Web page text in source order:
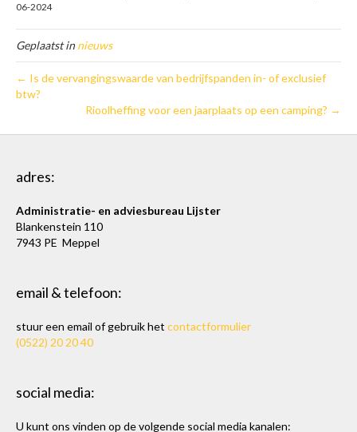
06-2024
Geplaatst innieuws
← Is de vervangingswaarde van bedrijfspanden in- of exclusief
btw?
Rioolheffing voor een jaarplaats op een camping? →
adres:
Administratie- en adviesbureau Lijster
Blankenstein 110
7943 PE Meppel
email & telefoon:
stuur een email of gebruik het contactformulier
(0522) 20 20 40
social media:
U kunt ons vinden op de volgende social media kanalen: